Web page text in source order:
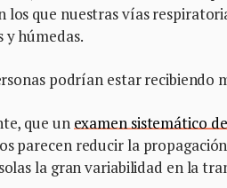
los que nuestras vías
y húmedas.
podrían estar recibiendo
que unexamen sistemático
parecen reducir la
la gran variabilidad en la